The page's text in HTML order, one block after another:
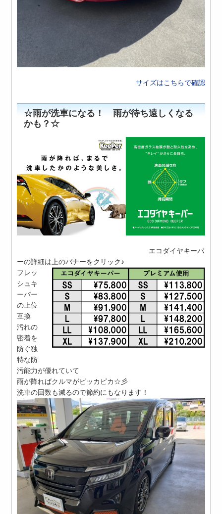
サイズはこちらで確認
☆雨が洗車になる！ 雨が待ち遠しくなる
かも？☆
エコダイヤキーパ
ーの詳細は上のバナーをクリック♪
フレッ
シュキ
ーパー
の上位
互換
汚れの
密着を
防ぐ独
特な防
汚能力が優れていて
雨が降ればクルマがピッカピカ☆彡
洗車の回数も減るので節約にもなります！